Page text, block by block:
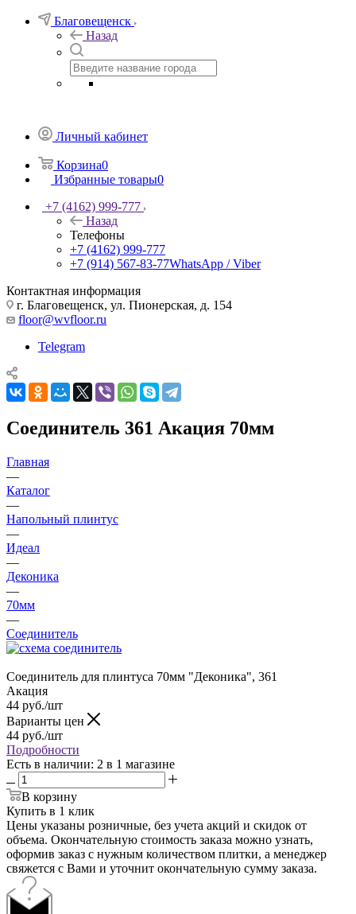
Благовещенск
Назад
Личный кабинет
Корзина0
Избранные товары0
+7 (4162) 999-777
Назад
Телефоны
+7 (4162) 999-777
+7 (914) 567-83-77WhatsApp / Viber
Контактная информация
г. Благовещенск, ул. Пионерская, д. 154
floor@wvfloor.ru
Telegram
Соединитель 361 Акация 70мм
Главная
—
Каталог
—
Напольный плинтус
—
Идеал
—
Деконика
—
70мм
—
Соединитель
Соединитель для плинтуса 70мм "Деконика", 361
Акация
44 руб./шт
Варианты цен
44 руб./шт
Подробности
Есть в наличии: 2 в 1 магазине
В корзину
Купить в 1 клик
Цены указаны розничные, без учета акций и скидок от
объема. Окончательную стоимость заказа можно узнать,
оформив заказ с нужным количеством плитки, а менеджер
свяжется с Вами и уточнит окончательную сумму заказа.